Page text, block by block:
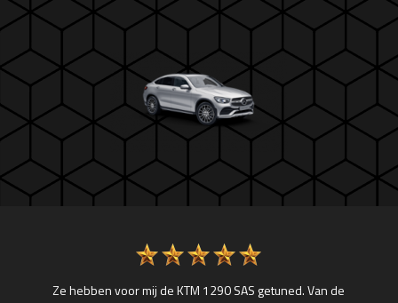
Ze hebben voor mij de KTM 1290 SAS getuned. Van de